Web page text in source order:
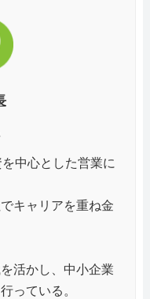
中心とした営業に
キャリアを重ね金
活かし、中小企業
っている。